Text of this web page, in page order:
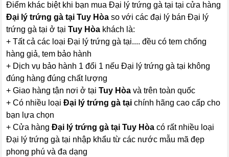
Điểm khác biệt khi bạn mua Đại lý trứng gà tại tại cửa hàng
Đại lý trứng gà tại Tuy Hòa so với các đại lý bán Đại lý
trứng gà tại ở tạiTuy Hòa khách là:
+ Tất cả các loại Đại lý trứng gà tại.... đều có tem chống
hàng giả, tem bảo hành
+ Dịch vụ bảo hành 1 đổi 1 nếu Đại lý trứng gà tại không
đúng hàng đúng chất lượng
+ Giao hàng tận nơi ở tạiTuy Hòa và trên toàn quốc
+ Có nhiều loạiĐại lý trứng gà tại chính hãng cao cấp cho
bạn lựa chọn
+ Cửa hàngĐại lý trứng gà tại Tuy Hòa có rất nhiều loại
Đại lý trứng gà tại nhập khẩu từ các nước mẫu mã đẹp
phong phú và đa dạng